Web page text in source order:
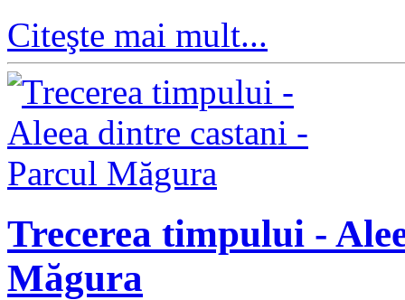
Citeşte mai mult...
Trecerea timpului -
Măgura